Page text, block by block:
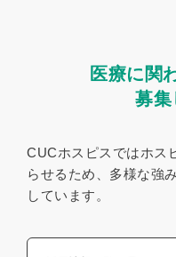
医療に関
募集
CUCホスピスではホス
らせるため、 多様な強
しています。